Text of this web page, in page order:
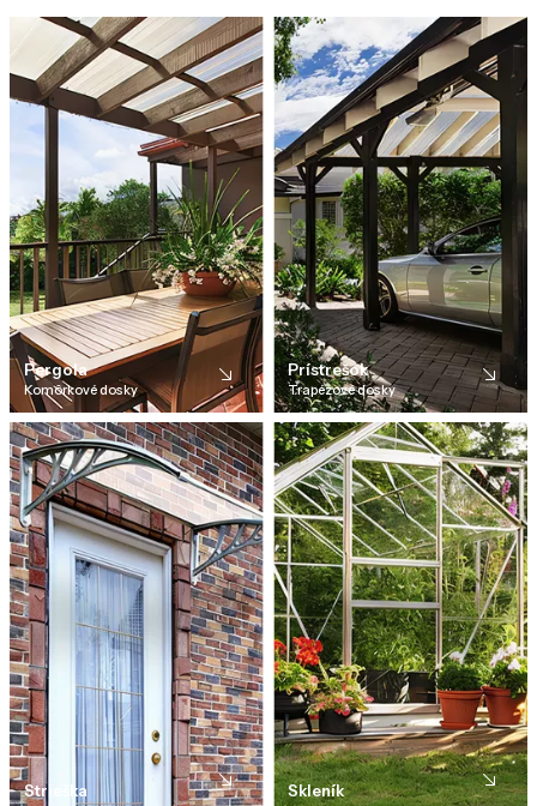
Pergola
Komôrkové dosky
Prístrešok
Trapézové dosky
Strieška Skleník